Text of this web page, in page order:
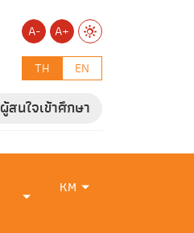
A-
A+
TH
EN
ผู้สนใจเข้าศึกษา
KM